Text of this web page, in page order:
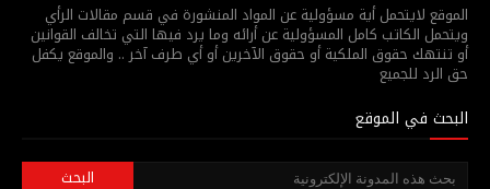
الموقع لايتحمل أية مسؤولية عن المواد المنشورة في قسم مقالات الرأي
ويتحمل الكاتب كامل المسؤولية عن أرائه وما يرد فيها التي تخالف القوانين
أو تنتهك حقوق الملكية أو حقوق الآخرين أو أي طرف آخر .. والموقع يكفل
حق الرد للجميع
البحث في الموقع